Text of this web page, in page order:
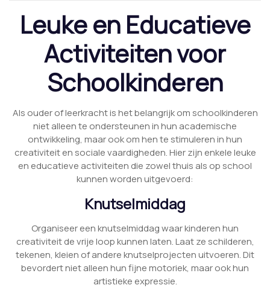
Leuke en Educatieve
Activiteiten voor
Schoolkinderen
Als ouder of leerkracht is het belangrijk om schoolkinderen
niet alleen te ondersteunen in hun academische
ontwikkeling, maar ook om hen te stimuleren in hun
creativiteit en sociale vaardigheden. Hier zijn enkele leuke
en educatieve activiteiten die zowel thuis als op school
kunnen worden uitgevoerd:
Knutselmiddag
Organiseer een knutselmiddag waar kinderen hun
creativiteit de vrije loop kunnen laten. Laat ze schilderen,
tekenen, kleien of andere knutselprojecten uitvoeren. Dit
bevordert niet alleen hun fijne motoriek, maar ook hun
artistieke expressie.